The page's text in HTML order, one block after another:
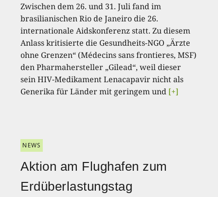
Zwischen dem 26. und 31. Juli fand im
brasilianischen Rio de Janeiro die 26.
internationale Aidskonferenz statt. Zu diesem
Anlass kritisierte die Gesundheits-NGO „Ärzte
ohne Grenzen“ (Médecins sans frontieres, MSF)
den Pharmahersteller „Gilead“, weil dieser
sein HIV-Medikament Lenacapavir nicht als
Generika für Länder mit geringem und [+]
NEWS
Aktion am Flughafen zum
Erdüberlastungstag